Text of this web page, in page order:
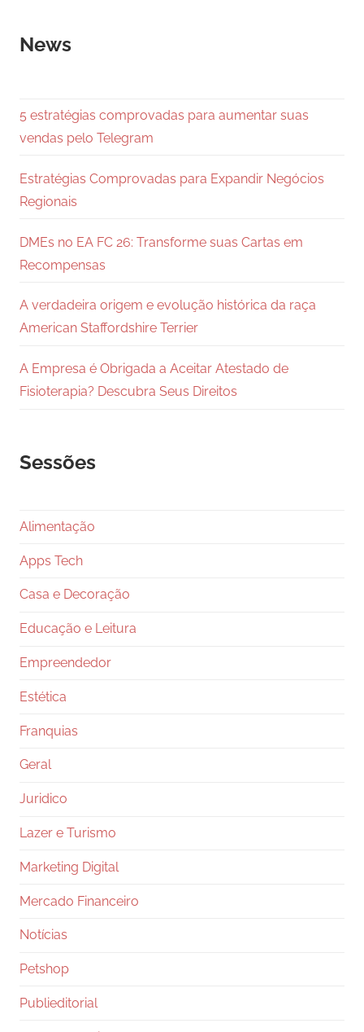
News
5 estratégias comprovadas para aumentar suas
vendas pelo Telegram
Estratégias Comprovadas para Expandir Negócios
Regionais
DMEs no EA FC 26: Transforme suas Cartas em
Recompensas
A verdadeira origem e evolução histórica da raça
American Staffordshire Terrier
A Empresa é Obrigada a Aceitar Atestado de
Fisioterapia? Descubra Seus Direitos
Sessões
Alimentação
Apps Tech
Casa e Decoração
Educação e Leitura
Empreendedor
Estética
Franquias
Geral
Juridico
Lazer e Turismo
Marketing Digital
Mercado Financeiro
Notícias
Petshop
Publieditorial